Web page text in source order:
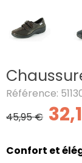
Référence:
45,95 €
Confort et